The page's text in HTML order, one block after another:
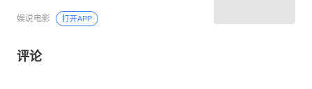
娱说电影 打开APP
评论